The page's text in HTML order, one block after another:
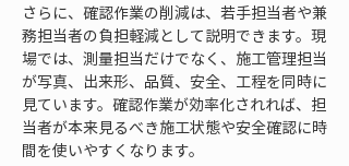
さらに、確認作業の削減は、若手担当者や兼
務担当者の負担軽減として説明できます。現
場では、測量担当だけでなく、施工管理担当
が写真、出来形、品質、安全、工程を同時に
見ています。確認作業が効率化されれば、担
当者が本来見るべき施工状態や安全確認に時
間を使いやすくなります。